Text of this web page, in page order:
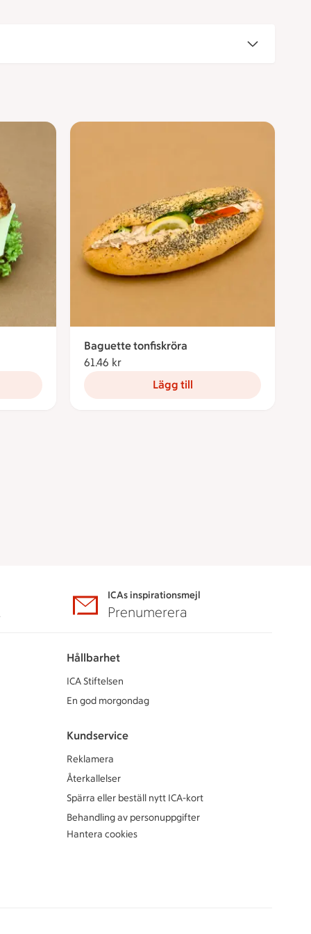
Baguette tonfiskröra
61.46 kr
Lägg till
ICAs inspirationsmejl
Prenumerera
Hållbarhet
ICA Stiftelsen
En god morgondag
Kundservice
Reklamera
Återkallelser
Spärra eller beställ nytt ICA-kort
Behandling av personuppgifter
Hantera cookies